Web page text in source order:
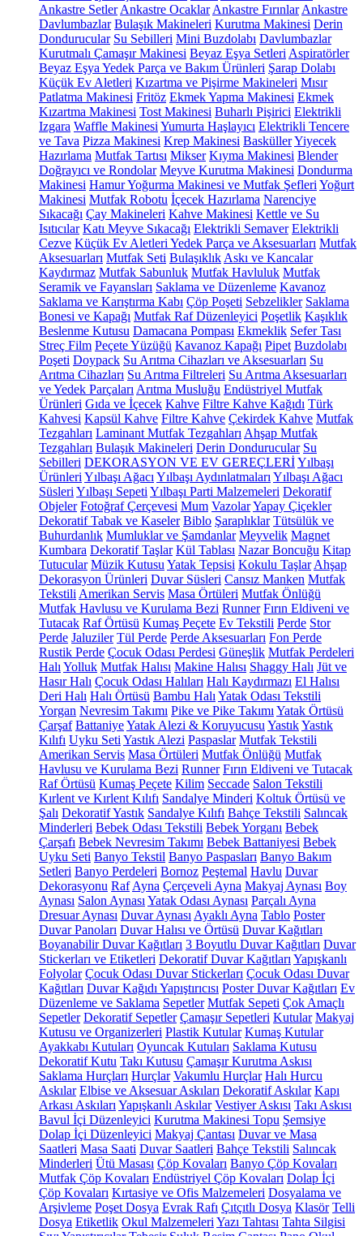
Ankastre Setler Ankastre Ocaklar Ankastre Fırınlar Ankastre
Davlumbazlar Bulaşık Makineleri Kurutma Makinesi Derin
Dondurucular Su Sebilleri Mini Buzdolabı Davlumbazlar
Kurutmalı Çamaşır Makinesi Beyaz Eşya Setleri Aspiratörler
Beyaz Eşya Yedek Parça ve Bakım Ürünleri Şarap Dolabı
Küçük Ev Aletleri Kızartma ve Pişirme Makineleri Mısır
Patlatma Makinesi Fritöz Ekmek Yapma Makinesi Ekmek
Kızartma Makinesi Tost Makinesi Buharlı Pişirici Elektrikli
Izgara Waffle Makinesi Yumurta Haşlayıcı Elektrikli Tencere
ve Tava Pizza Makinesi Krep Makinesi BasküllerYiyecek
Hazırlama Mutfak Tartısı Mikser Kıyma Makinesi Blender
Doğrayıcı ve Rondolar Meyve Kurutma Makinesi Dondurma
Makinesi Hamur Yoğurma Makinesi ve Mutfak Şefleri Yoğurt
Makinesi Mutfak Robotu İçecek Hazırlama Narenciye
Sıkacağı Çay Makineleri Kahve Makinesi Kettle ve Su
Isıtıcılar Katı Meyve Sıkacağı Elektrikli Semaver Elektrikli
Cezve Küçük Ev Aletleri Yedek Parça ve Aksesuarları Mutfak
Aksesuarları Mutfak Seti Bulaşıklık Askı ve Kancalar
Kaydırmaz Mutfak Sabunluk Mutfak Havluluk Mutfak
Seramik ve Fayansları Saklama ve Düzenleme Kavanoz
Saklama ve Karıştırma Kabı Çöp Poşeti Sebzelikler Saklama
Bonesi ve Kapağı Mutfak Raf Düzenleyici Poşetlik Kaşıklık
Beslenme Kutusu Damacana Pompası Ekmeklik Sefer Tası
Streç Film Peçete Yüzüğü Kavanoz Kapağı Pipet Buzdolabı
Poşeti Doypack Su Arıtma Cihazları ve Aksesuarları Su
Arıtma Cihazları Su Arıtma Filtreleri Su Arıtma Aksesuarları
ve Yedek Parçaları Arıtma Musluğu Endüstriyel Mutfak
Ürünleri Gıda ve İçecek Kahve Filtre Kahve Kağıdı Türk
Kahvesi Kapsül Kahve Filtre Kahve Çekirdek Kahve Mutfak
Tezgahları Laminant Mutfak Tezgahları Ahşap Mutfak
Tezgahları Bulaşık Makineleri Derin Dondurucular Su
Sebilleri DEKORASYON VE EV GEREÇLERİYılbaşı
Ürünleri Yılbaşı Ağacı Yılbaşı Aydınlatmaları Yılbaşı Ağacı
Süsleri Yılbaşı Sepeti Yılbaşı Parti Malzemeleri Dekoratif
Objeler Fotoğraf Çerçevesi Mum VazolarYapay Çiçekler
Dekoratif Tabak ve Kaseler Biblo Şaraplıklar Tütsülük ve
Buhurdanlık Mumluklar ve Şamdanlar Meyvelik Magnet
Kumbara Dekoratif Taşlar Kül Tablası Nazar Boncuğu Kitap
Tutucular Müzik Kutusu Yatak Tepsisi Kokulu Taşlar Ahşap
Dekorasyon Ürünleri Duvar Süsleri Cansız Manken Mutfak
Tekstili Amerikan Servis Masa Örtüleri Mutfak Önlüğü
Mutfak Havlusu ve Kurulama Bezi Runner Fırın Eldiveni ve
Tutacak Raf Örtüsü Kumaş Peçete Ev Tekstili Perde Stor
Perde Jaluziler Tül Perde Perde Aksesuarları Fon Perde
Rustik Perde Çocuk Odası Perdesi Güneşlik Mutfak Perdeleri
Halı Yolluk Mutfak Halısı Makine Halısı Shaggy Halı Jüt ve
Hasır Halı Çocuk Odası Halıları Halı Kaydırmazı El Halısı
Deri Halı Halı Örtüsü Bambu Halı Yatak Odası Tekstili
Yorgan Nevresim Takımı Pike ve Pike Takımı Yatak Örtüsü
Çarşaf BattaniyeYatak Alezi & Koruyucusu YastıkYastık
Kılıfı Uyku Seti Yastık Alezi Paspaslar Mutfak Tekstili
Amerikan Servis Masa Örtüleri Mutfak Önlüğü Mutfak
Havlusu ve Kurulama Bezi Runner Fırın Eldiveni ve Tutacak
Raf Örtüsü Kumaş Peçete Kilim Seccade Salon Tekstili
Kırlent ve Kırlent Kılıfı Sandalye Minderi Koltuk Örtüsü ve
Şalı Dekoratif Yastık Sandalye Kılıfı Bahçe Tekstili Salıncak
Minderleri Bebek Odası Tekstili Bebek Yorganı Bebek
Çarşafı Bebek Nevresim Takımı Bebek Battaniyesi Bebek
Uyku Seti Banyo Tekstil Banyo Paspasları Banyo Bakım
Setleri Banyo Perdeleri Bornoz Peştemal Havlu Duvar
Dekorasyonu Raf Ayna Çerçeveli Ayna Makyaj Aynası Boy
Aynası Salon Aynası Yatak Odası Aynası Parçalı Ayna
Dresuar Aynası Duvar Aynası Ayaklı Ayna Tablo Poster
Duvar Panoları Duvar Halısı ve Örtüsü Duvar Kağıtları
Boyanabilir Duvar Kağıtları 3 Boyutlu Duvar Kağıtları Duvar
Stickerları ve Etiketleri Dekoratif Duvar Kağıtları Yapışkanlı
Folyolar Çocuk Odası Duvar Stickerları Çocuk Odası Duvar
Kağıtları Duvar Kağıdı Yapıştırıcısı Poster Duvar Kağıtları Ev
Düzenleme ve Saklama Sepetler Mutfak Sepeti Çok Amaçlı
Sepetler Dekoratif Sepetler Çamaşır Sepetleri Kutular Makyaj
Kutusu ve Organizerleri Plastik Kutular Kumaş Kutular
Ayakkabı Kutuları Oyuncak Kutuları Saklama Kutusu
Dekoratif Kutu Takı Kutusu Çamaşır Kurutma Askısı
Saklama Hurçları Hurçlar Vakumlu Hurçlar Halı Hurcu
Askılar Elbise ve Aksesuar Askıları Dekoratif Askılar Kapı
Arkası Askıları Yapışkanlı Askılar Vestiyer Askısı Takı Askısı
Bavul İçi Düzenleyici Kurutma Makinesi Topu Şemsiye
Dolap İçi Düzenleyici Makyaj Çantası Duvar ve Masa
Saatleri Masa Saati Duvar Saatleri Bahçe Tekstili Salıncak
Minderleri Ütü Masası Çöp Kovaları Banyo Çöp Kovaları
Mutfak Çöp Kovaları Endüstriyel Çöp Kovaları Dolap İçi
Çöp Kovaları Kırtasiye ve Ofis Malzemeleri Dosyalama ve
Arşivleme Poşet Dosya Evrak Rafı Çıtçıtlı Dosya Klasör Telli
Dosya Etiketlik Okul Malzemeleri Yazı Tahtası Tahta Silgisi